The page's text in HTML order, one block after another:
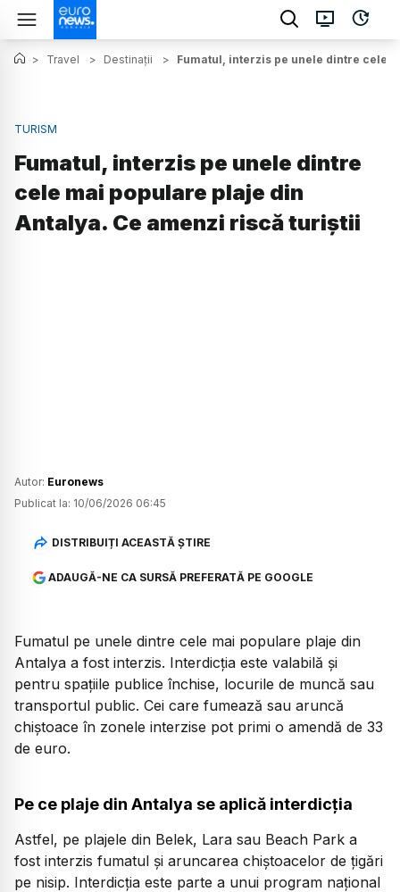
> Travel > Destinații > Fumatul, interzis pe unele dintre cele
TURISM
Fumatul, interzis pe unele dintre
cele mai populare plaje din
Antalya. Ce amenzi riscă turiștii
Autor: Euronews
Publicat la: 10/06/2026 06:45
DISTRIBUIȚI ACEASTĂ ȘTIRE
ADAUGĂ-NE CA SURSĂ PREFERATĂ PE GOOGLE
Fumatul pe unele dintre cele mai populare plaje din
Antalya a fost interzis. Interdicția este valabilă și
pentru spațiile publice închise, locurile de muncă sau
transportul public. Cei care fumează sau aruncă
chiștoace în zonele interzise pot primi o amendă de 33
de euro.
Pe ce plaje din Antalya se aplică interdicția
Astfel, pe plajele din Belek, Lara sau Beach Park a
fost interzis fumatul și aruncarea chiștoacelor de țigări
pe nisip. Interdicția este parte a unui program național